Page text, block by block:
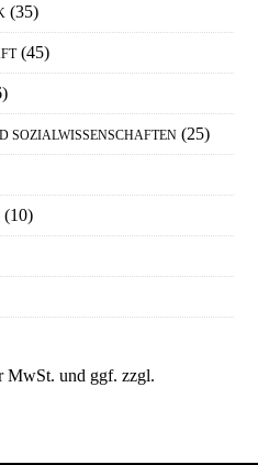
(35)
(45)
SOZIALWISSENSCHAFTEN (25)
(10)
MwSt. und ggf. zzgl.